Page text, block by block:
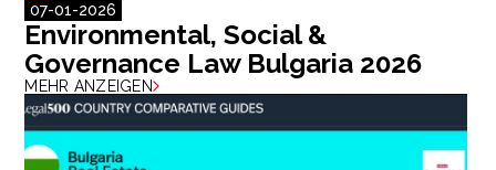
07-01-2026
Environmental, Social &
Governance Law Bulgaria 2026
MEHR ANZEIGEN